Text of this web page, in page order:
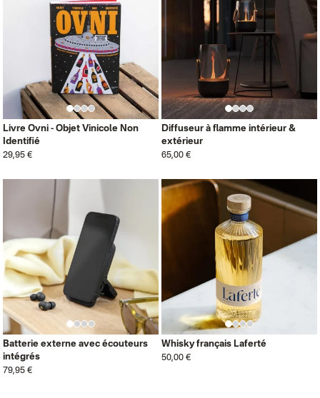
Livre Ovni - Objet Vinicole Non
Identifié
29,95 €
Diffuseur à flamme intérieur &
extérieur
65,00 €
Batterie externe avec écouteurs
intégrés
79,95 €
Whisky français Laferté
50,00 €